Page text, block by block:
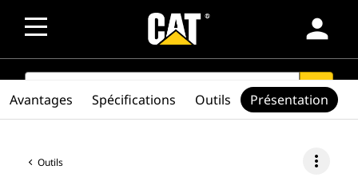
person
SEARCH search
Outils more_vert
Avantages Spécifications Outils Présentation